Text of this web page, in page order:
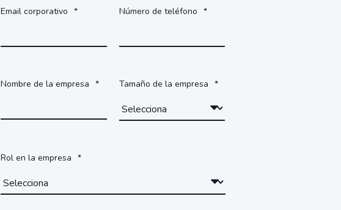
Email corporativo * Número de teléfono *
Nombre de la empresa * Tamaño de la empresa *
Rol en la empresa *